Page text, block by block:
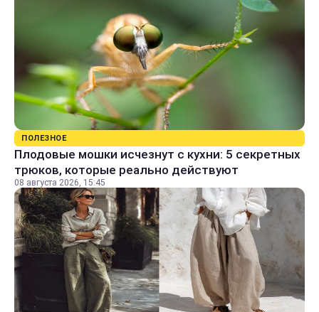
ПОЛЕЗНОЕ
Плодовые мошки исчезнут с кухни: 5 секретных
трюков, которые реально действуют
08 августа 2026, 15:45